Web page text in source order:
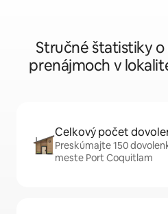
Stručné štatistiky
prenájmoch v
Celkový počet
Preskúmajte 150
meste Port Coquitlam